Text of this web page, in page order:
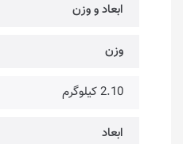
ابعاد و وزن
وزن
2.10 کیلوگرم
ابعاد